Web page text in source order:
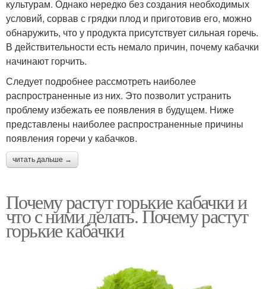
культурам. Однако нередко без создания необходимых
условий, сорвав с грядки плод и приготовив его, можно
обнаружить, что у продукта присутствует сильная горечь.
В действительности есть немало причин, почему кабачки
начинают горчить.
Следует подробнее рассмотреть наиболее
распространенные из них. Это позволит устранить
проблему избежать ее появления в будущем. Ниже
представлены наиболее распространенные причины
появления горечи у кабачков.
читать дальше →
Почему растут горькие кабачки и
что с ними делать. Почему растут
горькие кабачки